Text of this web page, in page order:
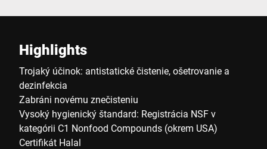
Highlights
Trojaký účinok: antistatické čistenie, ošetrovanie a
dezinfekcia
Zabráni novému znečisteniu
Vysoký hygienický štandard: Registrácia NSF v
kategórii C1 Nonfood Compounds (okrem USA)
Certifikát Halal